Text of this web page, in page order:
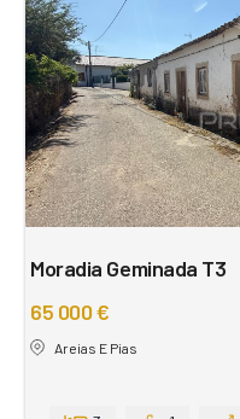
Moradia Geminada T3
65 000 €
Areias E Pias